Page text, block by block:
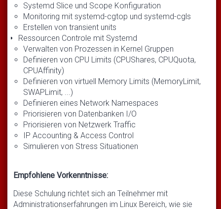
Systemd Slice und Scope Konfiguration
Monitoring mit systemd-cgtop und systemd-cgls
Erstellen von transient units
Ressourcen Controle mit Systemd
Verwalten von Prozessen in Kernel Gruppen
Definieren von CPU Limits (CPUShares, CPUQuota,
CPUAffinity)
Definieren von virtuell Memory Limits (MemoryLimit,
SWAPLimit, ...)
Definieren eines Network Namespaces
Priorisieren von Datenbanken I/O
Priorisieren von Netzwerk Traffic
IP Accounting & Access Control
Simulieren von Stress Situationen
Empfohlene Vorkenntnisse:
Diese Schulung richtet sich an Teilnehmer mit
Administrationserfahrungen im Linux Bereich, wie sie